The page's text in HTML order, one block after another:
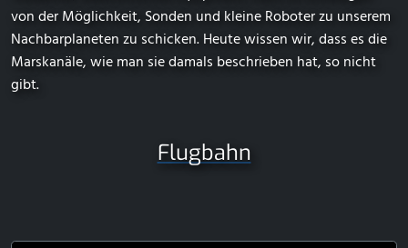
von der Möglichkeit, Sonden und kleine Roboter zu unserem
Nachbarplaneten zu schicken. Heute wissen wir, dass es die
Marskanäle, wie man sie damals beschrieben hat, so nicht
gibt.
Flugbahn